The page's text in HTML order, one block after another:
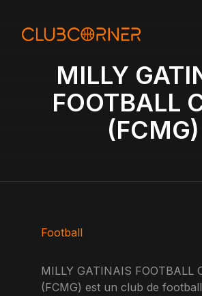
MILLY
FOOTBALL
(FCMG)
Football
MILLY GATINAIS FOOTBALL
(FCMG) est un club de